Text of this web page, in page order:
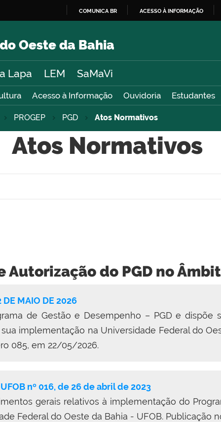
O
COMUNICA BR ACESSO À INFORMAÇÃO
Oeste da Bahia
Lapa LEM SaMaVi
Acesso à Informação Ouvidoria Estudantes
PROGEP PGD Atos Normativos
Atos Normativos
Autorização do PGD no
DE MAIO DE 2026
de Gestão e Desempenho – PGD e dispõe
implementação na Universidade Federal do
085, em 22/05/2026.
nº 016, de 26 de abril de 2023
gerais relativos à implementação do
Federal do Oeste da Bahia - UFOB. Publicação